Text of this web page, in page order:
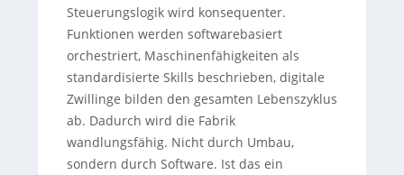
Steuerungslogik wird konsequenter.
Funktionen werden softwarebasiert
orchestriert, Maschinenfähigkeiten als
standardisierte Skills beschrieben, digitale
Zwillinge bilden den gesamten Lebenszyklus
ab. Dadurch wird die Fabrik
wandlungsfähig. Nicht durch Umbau,
sondern durch Software. Ist das ein